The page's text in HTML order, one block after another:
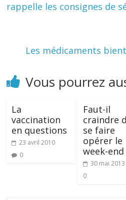
rappelle les consignes de
Les médicaments
Vous pourrez
La
vaccination
en questions
23 avril 2010
0
Faut-il
craindre
se faire
opérer le
week-end
30 mai 2013
0